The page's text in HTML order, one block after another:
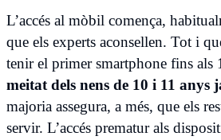
L’accés al mòbil comença,
que els experts aconsellen. Tot i
tenir el primer smartphone fins als
meitat dels nens de 10 i 11 anys
majoria assegura, a més, que els
servir. L’accés prematur als